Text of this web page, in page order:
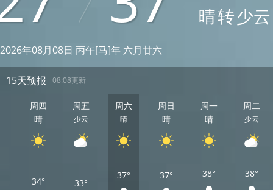
晴转少云
2026年08月08日 丙午[马]年 六月廿六
15天预报 08:08更新
周四
晴
34°
周五
少云
33°
周六
晴
37°
周日
晴
37°
周一
晴
38°
周二
少云
38°